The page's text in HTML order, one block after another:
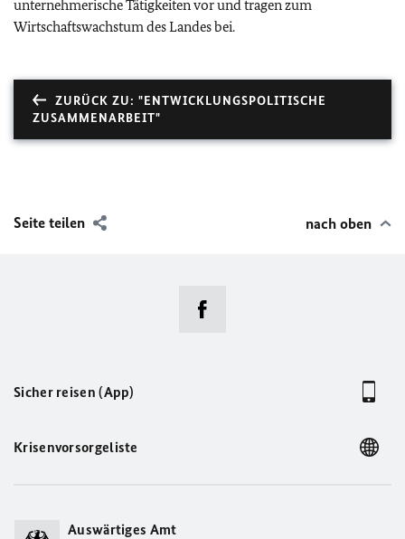
unternehmerische Tätigkeiten vor und tragen zum
Wirtschaftswachstum des Landes bei.
ZURÜCK ZU: "ENTWICKLUNGSPOLITISCHE
ZUSAMMENARBEIT"
Seite teilen nach oben
Sicher reisen (App)
Krisenvorsorgeliste
Auswärtiges Amt